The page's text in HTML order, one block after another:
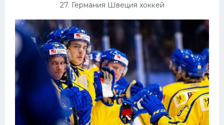
27. Германия Швеция хоккей